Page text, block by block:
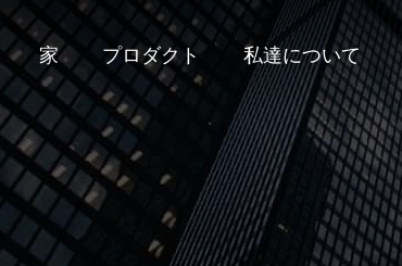
家 プロダクト 私達について